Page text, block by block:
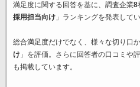
満足度に関する回答を基に、調査企業8
採用担当向け」ランキングを発表してい
総合満足度だけでなく、様々な切り口か
け」を評価。さらに回答者の口コミや
も掲載しています。